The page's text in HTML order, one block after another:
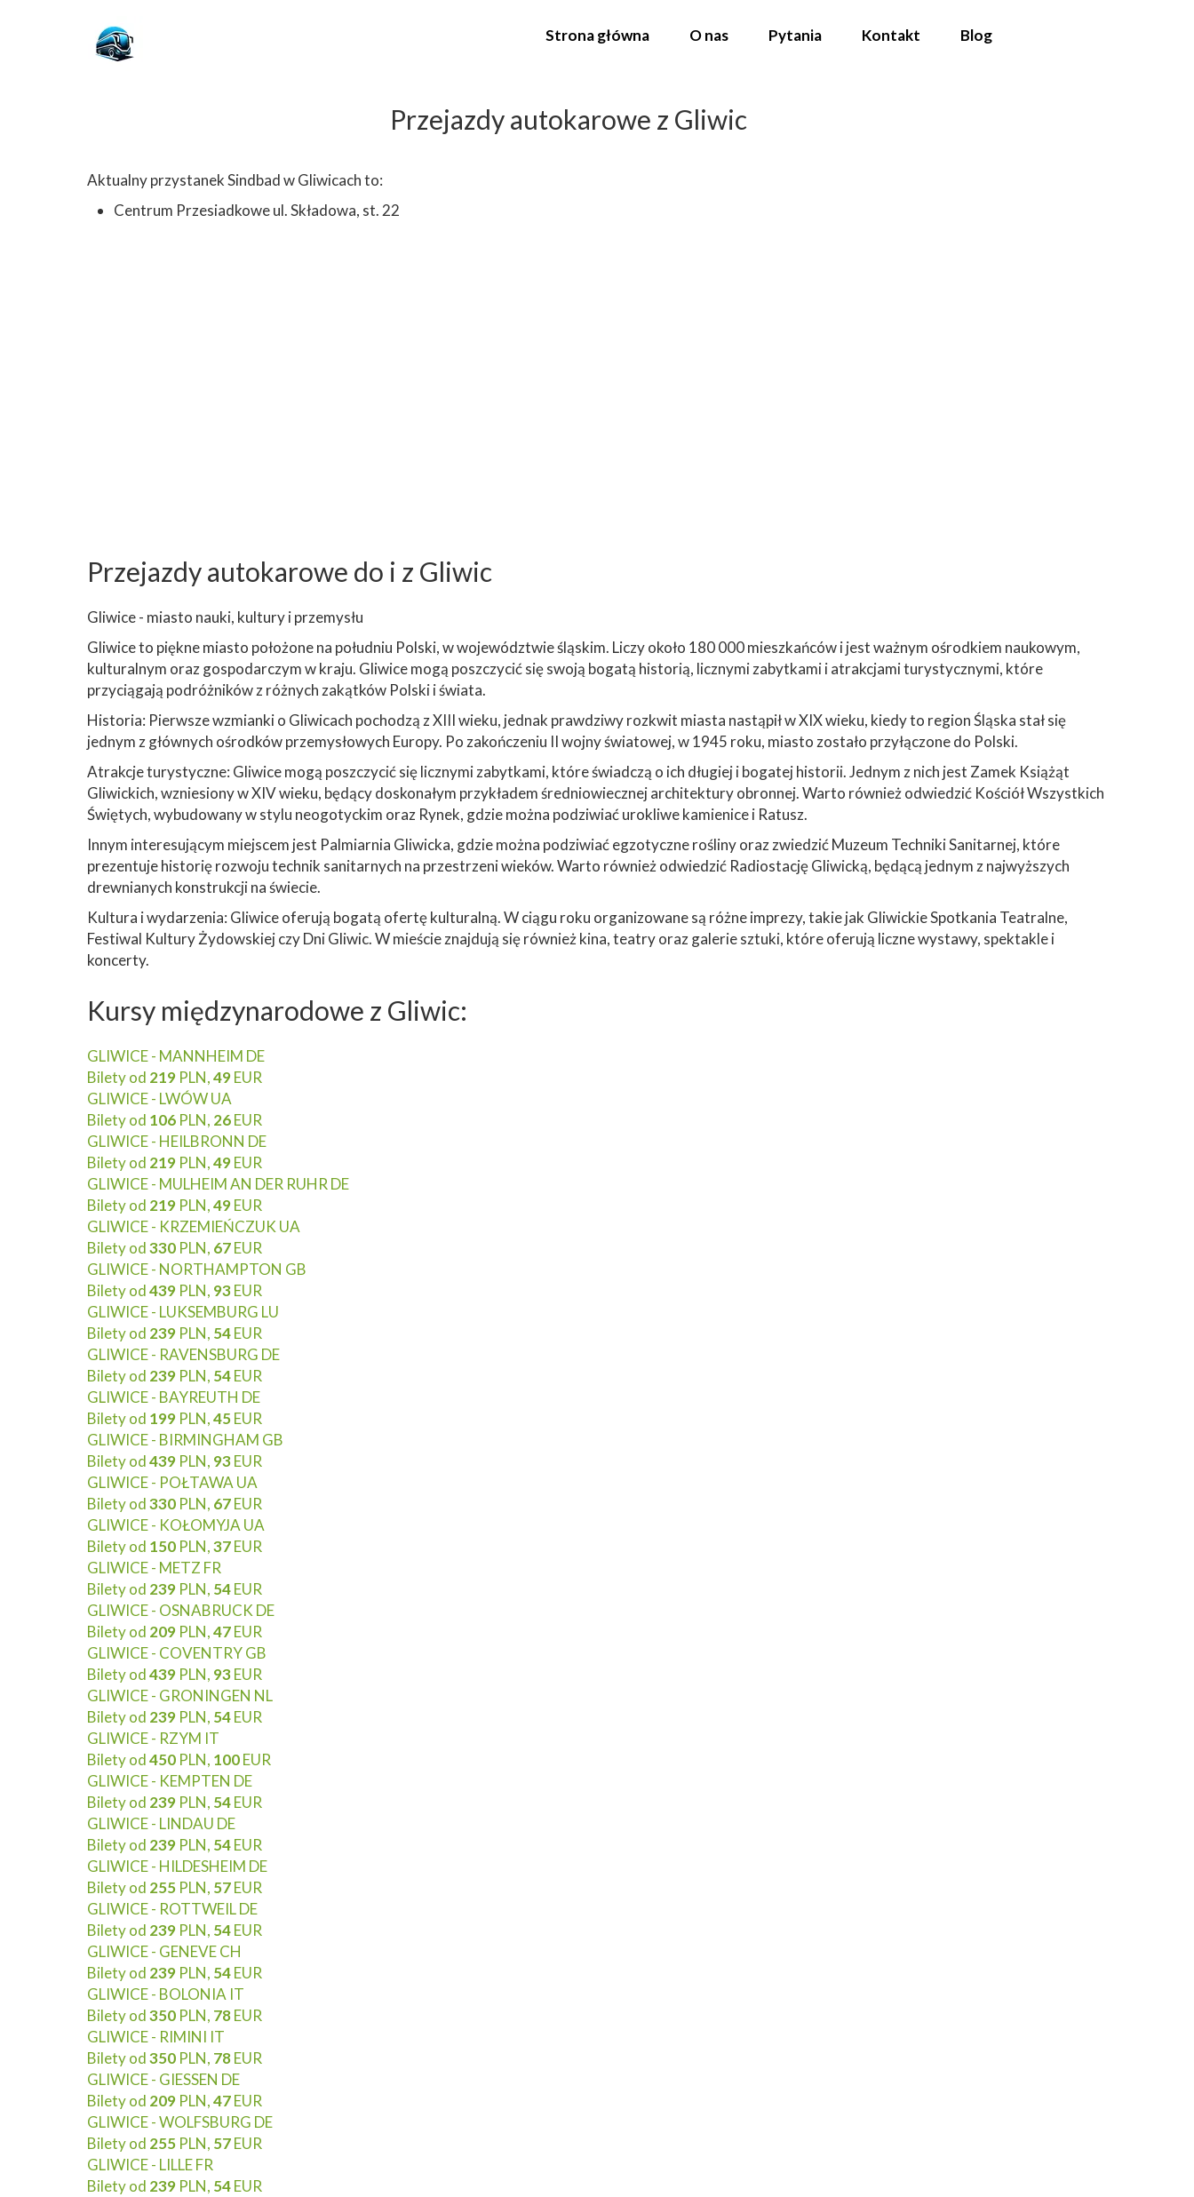
Aktualny przystanek Sindbad w Gliwicach to:
Centrum Przesiadkowe ul. Składowa, st. 22
Przejazdy autokarowe do i z Gliwic
Gliwice - miasto nauki, kultury i przemysłu
Gliwice to piękne miasto położone na południu Polski, w województwie śląskim. Liczy około 180 000 mieszkańców i jest ważnym ośrodkiem naukowym,
kulturalnym oraz gospodarczym w kraju. Gliwice mogą poszczycić się swoją bogatą historią, licznymi zabytkami i atrakcjami turystycznymi, które
przyciągają podróżników z różnych zakątków Polski i świata.
Historia: Pierwsze wzmianki o Gliwicach pochodzą z XIII wieku, jednak prawdziwy rozkwit miasta nastąpił w XIX wieku, kiedy to region Śląska stał się
jednym z głównych ośrodków przemysłowych Europy. Po zakończeniu II wojny światowej, w 1945 roku, miasto zostało przyłączone do Polski.
Atrakcje turystyczne: Gliwice mogą poszczycić się licznymi zabytkami, które świadczą o ich długiej i bogatej historii. Jednym z nich jest Zamek Książąt
Gliwickich, wzniesiony w XIV wieku, będący doskonałym przykładem średniowiecznej architektury obronnej. Warto również odwiedzić Kościół Wszystkich
Świętych, wybudowany w stylu neogotyckim oraz Rynek, gdzie można podziwiać urokliwe kamienice i Ratusz.
Innym interesującym miejscem jest Palmiarnia Gliwicka, gdzie można podziwiać egzotyczne rośliny oraz zwiedzić Muzeum Techniki Sanitarnej, które
prezentuje historię rozwoju technik sanitarnych na przestrzeni wieków. Warto również odwiedzić Radiostację Gliwicką, będącą jednym z najwyższych
drewnianych konstrukcji na świecie.
Kultura i wydarzenia: Gliwice oferują bogatą ofertę kulturalną. W ciągu roku organizowane są różne imprezy, takie jak Gliwickie Spotkania Teatralne,
Festiwal Kultury Żydowskiej czy Dni Gliwic. W mieście znajdują się również kina, teatry oraz galerie sztuki, które oferują liczne wystawy, spektakle i
koncerty.
Kursy międzynarodowe z Gliwic:
GLIWICE - MANNHEIM DE
Bilety od 219 PLN,49EUR
GLIWICE - LWÓW UA
Bilety od 106 PLN, 26EUR
GLIWICE - HEILBRONN DE
Bilety od 219 PLN,49EUR
GLIWICE - MULHEIM AN DER RUHR DE
Bilety od 219 PLN,49EUR
GLIWICE - KRZEMIEŃCZUK UA
Bilety od330 PLN, 67EUR
GLIWICE - NORTHAMPTON GB
Bilety od439 PLN, 93EUR
GLIWICE - LUKSEMBURG LU
Bilety od 239 PLN, 54EUR
GLIWICE - RAVENSBURG DE
Bilety od 239 PLN, 54EUR
GLIWICE - BAYREUTH DE
Bilety od 199 PLN,45EUR
GLIWICE - BIRMINGHAM GB
Bilety od439 PLN, 93EUR
GLIWICE - POŁTAWA UA
Bilety od330 PLN, 67EUR
GLIWICE - KOŁOMYJA UA
Bilety od 150 PLN,37EUR
GLIWICE - METZ FR
Bilety od 239 PLN, 54EUR
GLIWICE - OSNABRUCK DE
Bilety od 209 PLN,47EUR
GLIWICE - COVENTRY GB
Bilety od439 PLN, 93EUR
GLIWICE - GRONINGEN NL
Bilety od 239 PLN, 54EUR
GLIWICE - RZYM IT
Bilety od450 PLN, 100EUR
GLIWICE - KEMPTEN DE
Bilety od 239 PLN, 54EUR
GLIWICE - LINDAU DE
Bilety od 239 PLN, 54EUR
GLIWICE - HILDESHEIM DE
Bilety od 255 PLN, 57EUR
GLIWICE - ROTTWEIL DE
Bilety od 239 PLN, 54EUR
GLIWICE - GENEVE CH
Bilety od 239 PLN, 54EUR
GLIWICE - BOLONIA IT
Bilety od350 PLN, 78EUR
GLIWICE - RIMINI IT
Bilety od350 PLN, 78EUR
GLIWICE - GIESSEN DE
Bilety od 209 PLN,47EUR
GLIWICE - WOLFSBURG DE
Bilety od 255 PLN, 57EUR
GLIWICE - LILLE FR
Bilety od 239 PLN, 54EUR
Przejazdy autokarowe z Gliwic
Strona główna O nas Pytania Kontakt Blog